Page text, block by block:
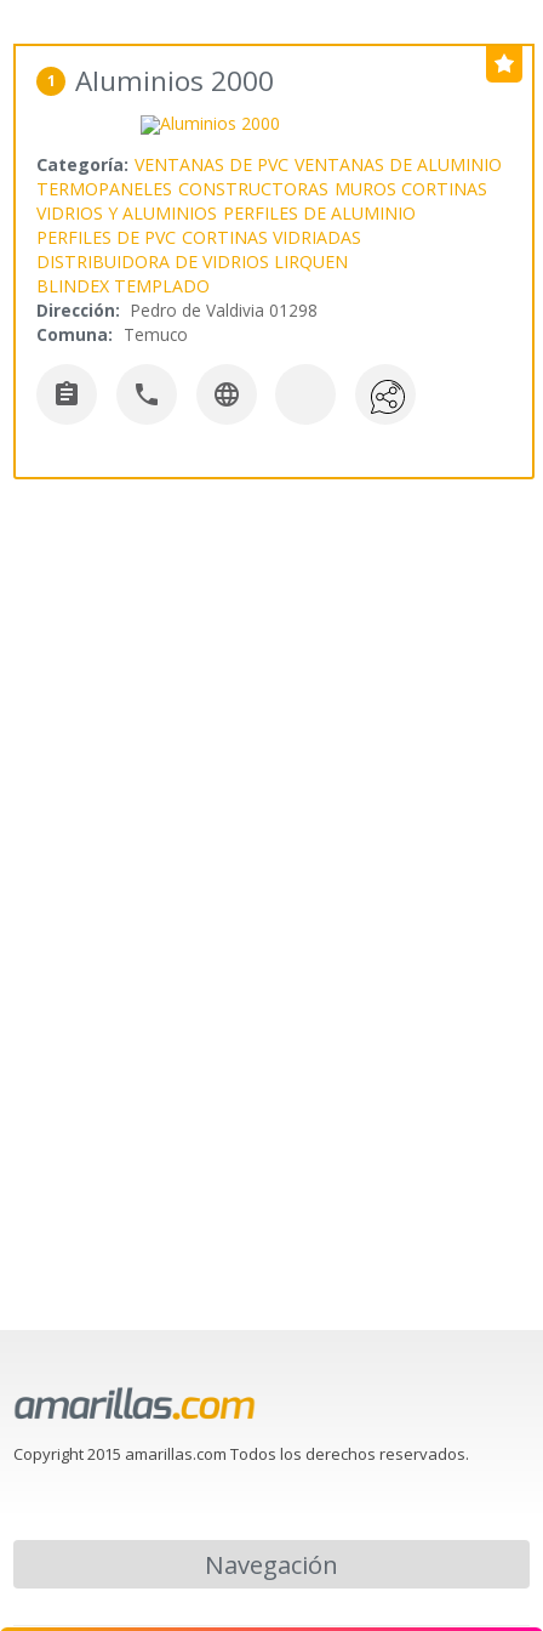
1 Aluminios 2000
Categoría: VENTANAS DE PVC VENTANAS DE ALUMINIO
TERMOPANELES CONSTRUCTORAS MUROS CORTINAS
VIDRIOS Y ALUMINIOS PERFILES DE ALUMINIO
PERFILES DE PVC CORTINAS VIDRIADAS
DISTRIBUIDORA DE VIDRIOS LIRQUEN
BLINDEX TEMPLADO
Dirección: Pedro de Valdivia 01298
Comuna: Temuco
  
Copyright 2015 amarillas.com Todos los derechos reservados.
Navegación